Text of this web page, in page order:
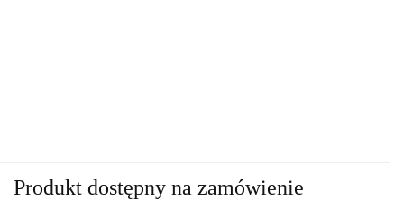
Produkt dostępny na zamówienie